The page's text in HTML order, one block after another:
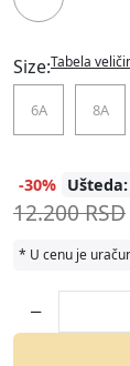
Size:Tabela
6A 8A
-30% Ušteda:
12.200 RSD
* U cenu je